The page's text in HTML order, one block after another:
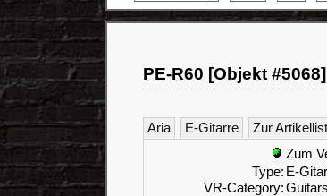
PE-R60 [Objekt
Aria E-Gitarre Zur
Zum
Type: E-
VR-Category: